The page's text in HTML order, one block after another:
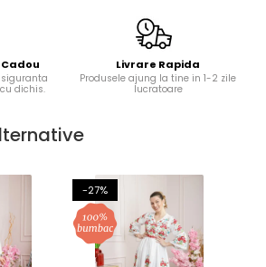
dichis.
Livrare Rapida
Produsele ajung la tine in 1-2 zile
lucratoare
-27%